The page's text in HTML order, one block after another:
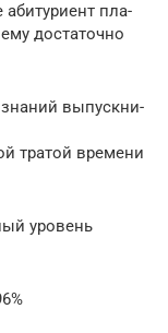
пла­
доста­точ­но
зна­ний выпуск­ни­
тра­той времени
уро­вень